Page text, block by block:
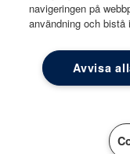
navigeringen på
användning och bistå
Avvisa